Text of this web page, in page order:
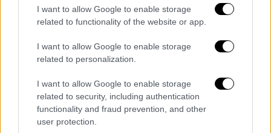
I want to allow Google to enable storage
related to functionality of the website or app.
I want to allow Google to enable storage
related to personalization.
I want to allow Google to enable storage
related to security, including authentication
functionality and fraud prevention, and other
user protection.
Για τον κόουτς Αταμάν είπε επίσης: «Ο κ.
Αταμάν είναι ο ηγέτης της ομάδας.
Εμπιστεύεται τους παίκτες και τους δίνει
το χρόνο και το χώρο να κάνουν τη δουλειά
τους. Ήμουν εκτός για δέκα μέρες λόγω
τραυματισμού, δεν έπαιξα καλά στον
ημιτελικό, αλλά ο κόουτς ξέρει τι μπορώ να
κάνω εγώ και τι ο καθένας μας. Ο Ναν μπήκε